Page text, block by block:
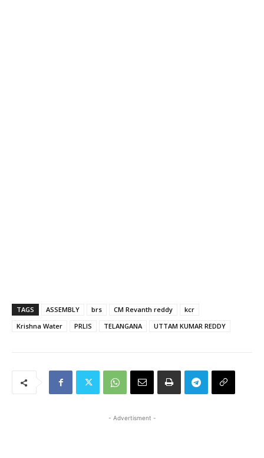
TAGS ASSEMBLY brs CM Revanth reddy
kcr
Krishna Water
PRLIS TELANGANA UTTAM KUMAR REDDY
- Advertisment -